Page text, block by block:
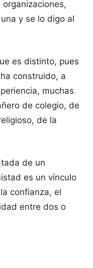
y se lo digo al
es distinto, pues
construido, a
muchas
de colegio, de
de la
de un
es un vínculo
confianza, el
entre dos o